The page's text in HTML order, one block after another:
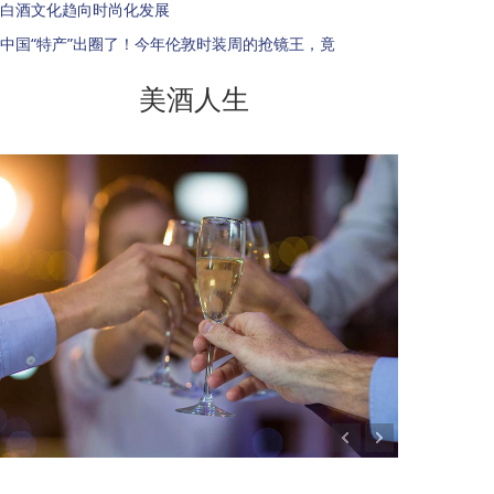
白酒文化趋向时尚化发展
中国“特产”出圈了！今年伦敦时装周的抢镜王，竟
美酒人生